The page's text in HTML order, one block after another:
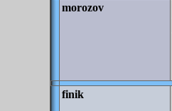
morozov
finik